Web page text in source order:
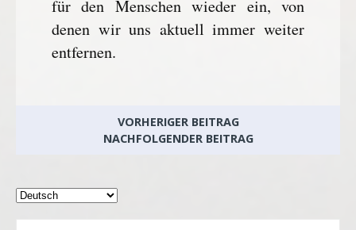
für den Menschen wieder ein, von
denen wir uns aktuell immer weiter
entfernen.
VORHERIGER BEITRAG
NACHFOLGENDER BEITRAG